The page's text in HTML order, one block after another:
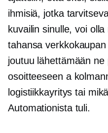
ihmisiä, jotka
kuvailin sinulle, voi olla
tahansaverkkokaupan
joutuu lähettämään
osoitteeseen a
logistiikkayritys tai
Automationista tuli.